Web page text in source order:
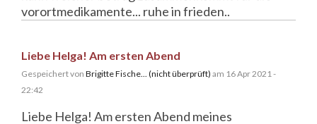
vorortmedikamente... ruhe in frieden..
Liebe Helga! Am ersten Abend
Gespeichert von Brigitte Fische... (nicht überprüft) am 16 Apr 2021 -
22:42
Liebe Helga! Am ersten Abend meines